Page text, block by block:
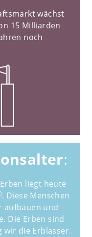
wächst
15 Milliarden
noch
:
liegt heute
. Diese Menschen
aufbauen und
Die Erben sind
wir die Erblasser.